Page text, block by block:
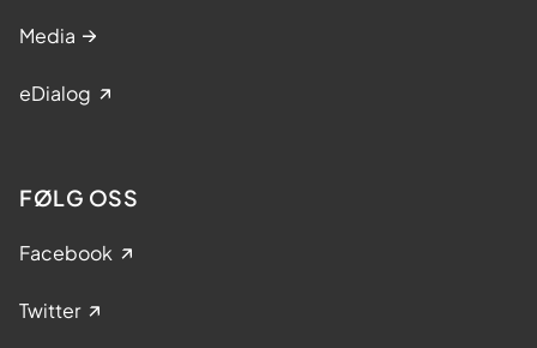
Media
eDialog
FØLG OSS
Facebook
Twitter